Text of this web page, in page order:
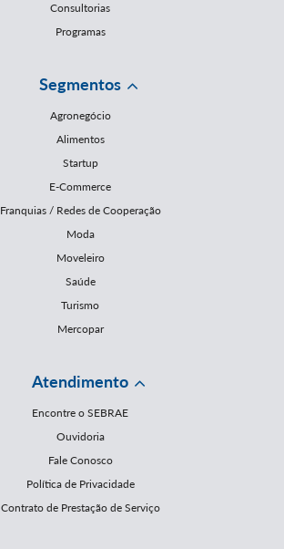
Consultorias
Programas
Segmentos
Agronegócio
Alimentos
Startup
E-Commerce
Franquias / Redes de Cooperação
Moda
Moveleiro
Saúde
Turismo
Mercopar
Atendimento
Encontre o SEBRAE
Ouvidoria
Fale Conosco
Política de Privacidade
Contrato de Prestação de Serviço